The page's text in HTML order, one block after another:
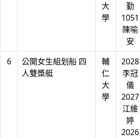
大
學
勤
1051
陳喻
安
6
公開女生組划船 四
人雙槳艇
輔
仁
大
學
2028
李冠
儀
2027
江維
婷
2026